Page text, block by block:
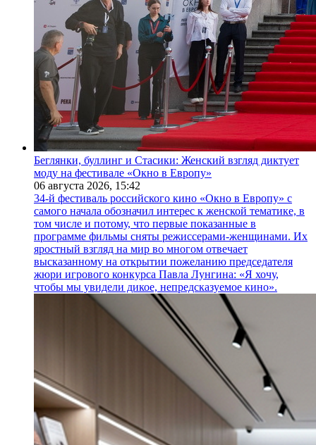
Беглянки, буллинг и Стасики: Женский взгляд диктует
моду на фестивале «Окно в Европу»
06 августа 2026, 15:42
34-й фестиваль российского кино «Окно в Европу» с
самого начала обозначил интерес к женской тематике, в
том числе и потому, что первые показанные в
программе фильмы сняты режиссерами-женщинами. Их
яростный взгляд на мир во многом отвечает
высказанному на открытии пожеланию председателя
жюри игрового конкурса Павла Лунгина: «Я хочу,
чтобы мы увидели дикое, непредсказуемое кино».